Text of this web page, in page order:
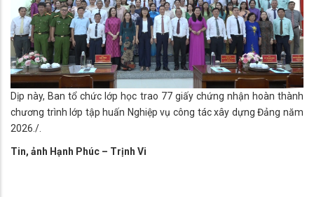
Dịp này, Ban tổ chức lớp học trao 77 giấy chứng nhận hoàn thành
chương trình lớp tập huấn Nghiệp vụ công tác xây dựng Đảng năm
2026./.
Tin, ảnh Hạnh Phúc – Trịnh Vi